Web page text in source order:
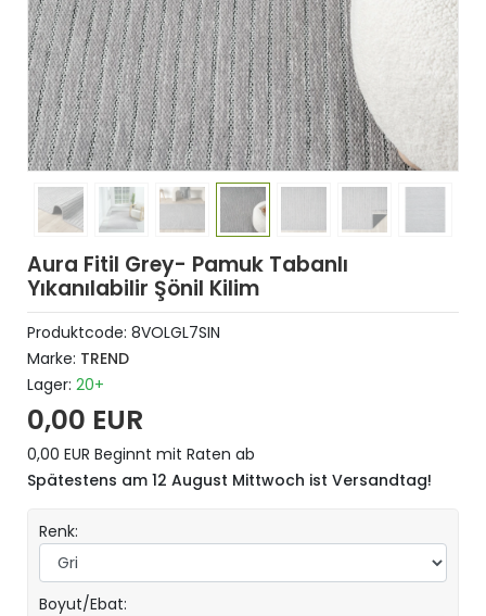
Aura Fitil Grey- Pamuk Tabanlı
Yıkanılabilir Şönil Kilim
Produktcode: 8VOLGL7SIN
Marke: TREND
Lager: 20+
0,00 EUR
0,00 EUR Beginnt mit Raten ab
Spätestens am 12 August Mittwoch ist Versandtag!
Renk:
Boyut/Ebat: